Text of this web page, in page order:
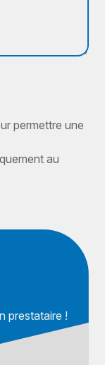
permettre une
au
prestataire !